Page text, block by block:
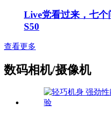
Live党看过来，七
S50
查看更多
数码相机/摄像机